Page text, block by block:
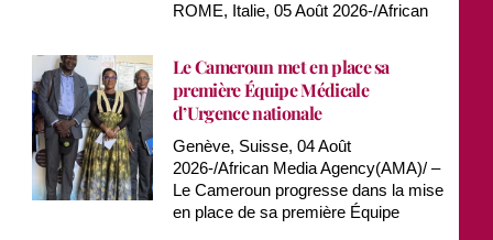
ROME, Italie, 05 Août 2026-/African
Le Cameroun met en place sa
première Équipe Médicale
d’Urgence nationale
Genève, Suisse, 04 Août
2026-/African Media Agency(AMA)/ –
Le Cameroun progresse dans la mise
en place de sa première Équipe